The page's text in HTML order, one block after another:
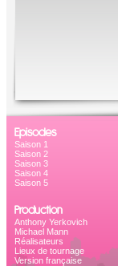
Episodes
Saison 1
Saison 2
Saison 3
Saison 4
Saison 5
Production
Anthony Yerkovich
Michael Mann
Réalisateurs
Lieux de tournage
Version française